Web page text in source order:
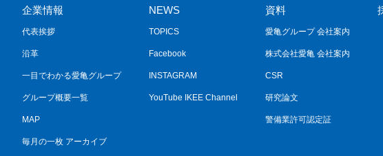
企業情報
代表挨拶
沿革
一目でわかる愛亀グループ
グループ概要一覧
MAP
毎月の一枚 アーカイブ
NEWS
TOPICS
Facebook
INSTAGRAM
YouTube IKEE Channel
資料
愛亀グループ 会社案内
株式会社愛亀 会社案内
CSR
研究論文
警備業許可認定証